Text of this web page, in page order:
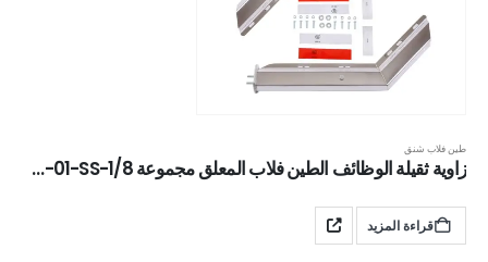
طين فلاب شنق
زاوية ثقيلة الوظائف الطين فلاب المعلق مجموعة XKJ-MFH-01-SS-1/8
قراءة المزيد